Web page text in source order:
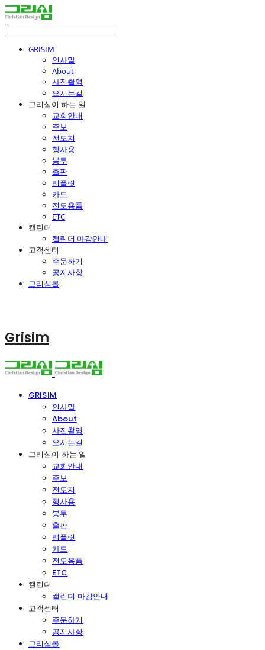
GRISIM
인사말
About
사진촬영
오시는길
그리심이 하는 일
교회안내
주보
전도지
행사용
봉투
출판
리플릿
카드
전도용품
ETC
캘린더
캘린더 마감안내
고객센터
주문하기
공지사항
그리심몰
Grisim
GRISIM
인사말
About
사진촬영
오시는길
그리심이 하는 일
교회안내
주보
전도지
행사용
봉투
출판
리플릿
카드
전도용품
ETC
캘린더
캘린더 마감안내
고객센터
주문하기
공지사항
그리심몰